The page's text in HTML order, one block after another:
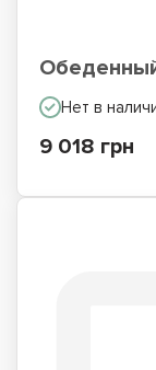
Нет в
9 018 грн